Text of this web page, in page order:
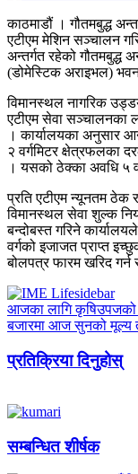
काठमाडौं । गौतमबुद्ध
एटीएम मेशिन सञ्चालन
अन्तर्गत रहेको गौतमबुद्ध
(डोमेस्टिक अराइभल) भवन
विमानस्थल नागरिक
एटीएम सेवा सञ्चालनका
। कार्यालयका अनुसार
२ वर्गमिटर क्षेत्रफलका
। यसको ठेक्का अवधि ५
प्रति एटीएम न्यूनतम
विमानस्थल सेवा शुल्क
बन्दोबस्त गरिने
वर्गको इजाजत प्राप्त
बोलपत्र फारम खरिद
आजका लागि
बजारमा आज सुनको मूल्य
प्रतिक्रिया दिनुहोस्
सम्बन्धित शीर्षक